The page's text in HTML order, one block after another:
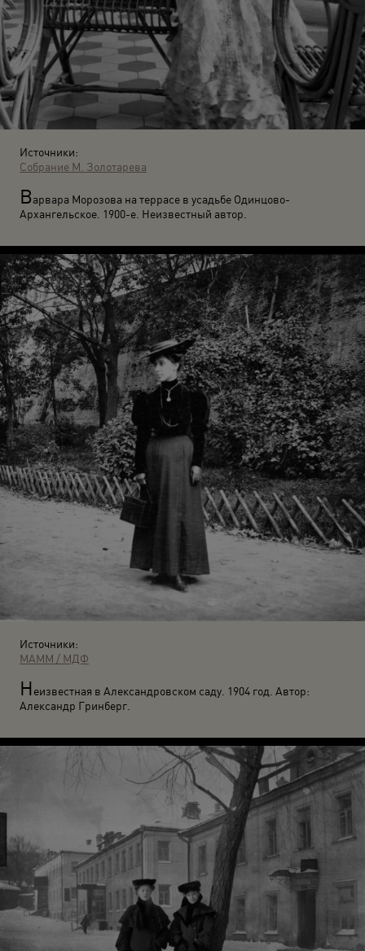
Источники:
Собрание М. Золотарева
Варвара Морозова на террасе в усадьбе Одинцово-
Архангельское. 1900-е. Неизвестный автор.
Источники:
МАММ / МДФ
Неизвестная в Александровском саду. 1904 год. Автор:
Александр Гринберг.